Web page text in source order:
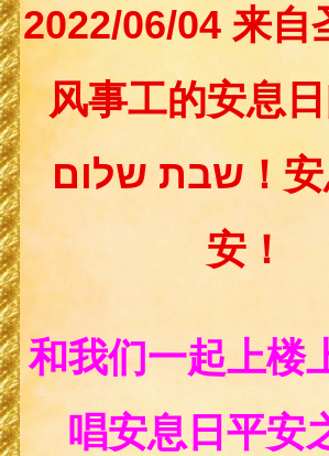
2022/06/04 来自
风事工的安息
שבת שלום！安息日平
安！
和我们一起上楼
唱安息日平安